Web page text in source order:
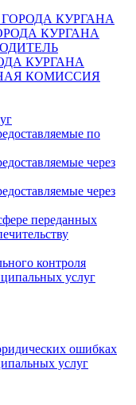
КУРГАНА
КУРГАНА
КУРГАНА
КОМИССИЯ
по
через
через
переданных
контроля
услуг
ошибках
услуг